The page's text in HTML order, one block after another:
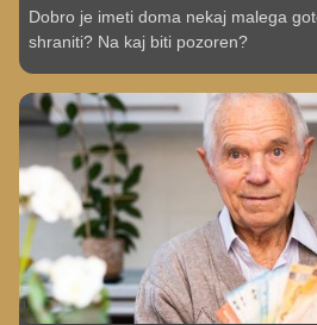
Dobro je imeti doma nekaj malega
shraniti? Na kaj biti pozoren?